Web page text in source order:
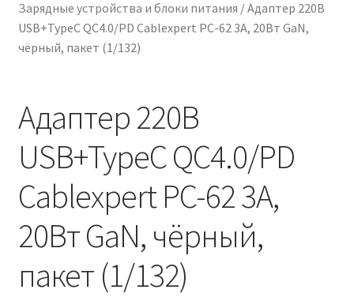
Контакты
Зарядные устройства и блоки питания /Адаптер 220В
USB+TypeC QC4.0/PD Cablexpert PC-62 3A, 20Вт GaN,
чёрный, пакет (1/132)
Адаптер 220В
USB+TypeC QC4.0/PD
Cablexpert PC-62 3A,
20Вт GaN, чёрный,
пакет (1/132)